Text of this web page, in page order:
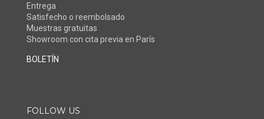
Entrega
Satisfecho o reembolsado
Muestras gratuitas
Showroom con cita previa en París
BOLETÍN
FOLLOW US